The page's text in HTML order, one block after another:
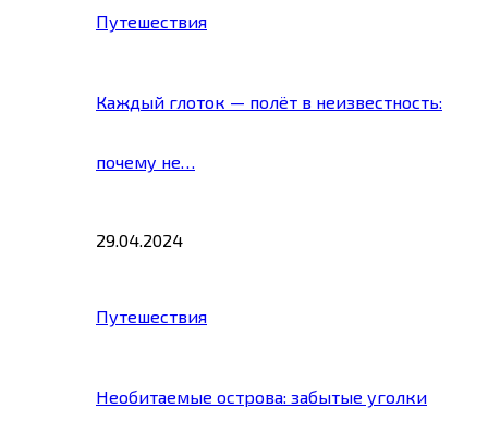
Путешествия
Каждый глоток — полёт в неизвестность:
почему не…
29.04.2024
Путешествия
Необитаемые острова: забытые уголки